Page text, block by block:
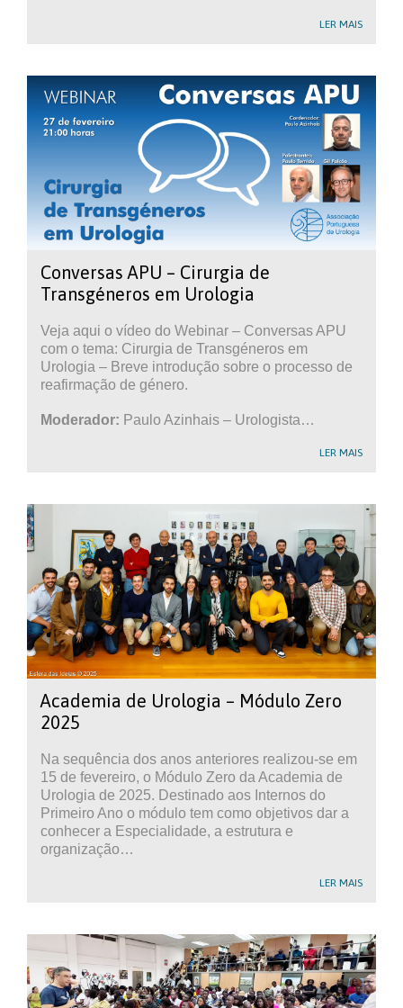
LER MAIS
Conversas APU – Cirurgia de
Transgéneros em Urologia
Veja aqui o vídeo do Webinar – Conversas APU
com o tema: Cirurgia de Transgéneros em
Urologia – Breve introdução sobre o processo de
reafirmação de género.
Moderador: Paulo Azinhais – Urologista…
LER MAIS
Academia de Urologia – Módulo Zero
2025
Na sequência dos anos anteriores realizou-se em
15 de fevereiro, o Módulo Zero da Academia de
Urologia de 2025. Destinado aos Internos do
Primeiro Ano o módulo tem como objetivos dar a
conhecer a Especialidade, a estrutura e
organização…
LER MAIS